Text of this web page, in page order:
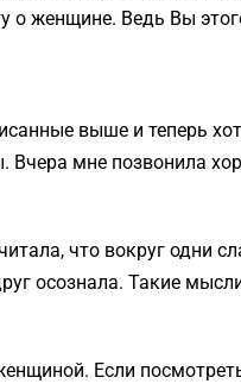
женщине. Ведь Вы
выше и теперь
мне позвонила
что вокруг одни
осознала. Такие
Если